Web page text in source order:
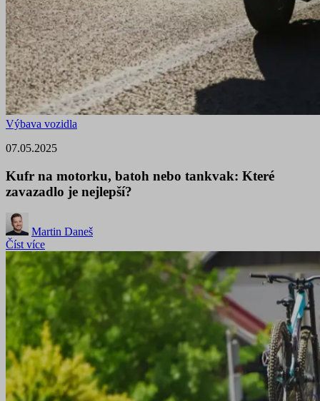
Výbava vozidla
07.05.2025
Kufr na motorku, batoh nebo tankvak: Které
zavazadlo je nejlepší?
Martin Daneš
Číst více